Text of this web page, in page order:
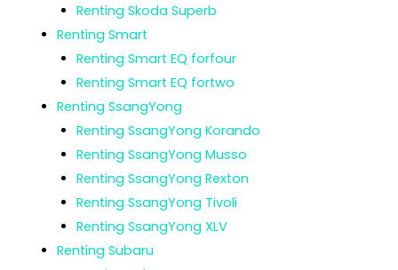
Renting Skoda Superb
Renting Smart
Renting Smart EQ forfour
Renting Smart EQ fortwo
Renting SsangYong
Renting SsangYong Korando
Renting SsangYong Musso
Renting SsangYong Rexton
Renting SsangYong Tivoli
Renting SsangYong XLV
Renting Subaru